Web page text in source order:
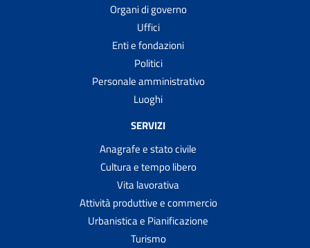
Organi di governo
Uffici
Enti e fondazioni
Politici
Personale amministrativo
Luoghi
SERVIZI
Anagrafe e stato civile
Cultura e tempo libero
Vita lavorativa
Attività produttive e commercio
Urbanistica e Pianificazione
Turismo